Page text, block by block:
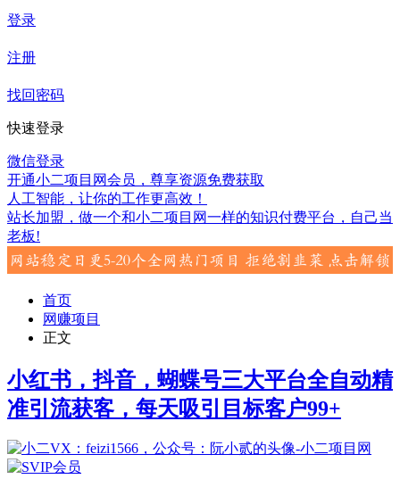
登录
注册
找回密码
快速登录
微信登录
开通小二项目网会员，尊享资源免费获取
人工智能，让你的工作更高效！
站长加盟，做一个和小二项目网一样的知识付费平台，自己当
老板!
首页
网赚项目
正文
小红书，抖音，蝴蝶号三大平台全自动精
准引流获客，每天吸引目标客户99+